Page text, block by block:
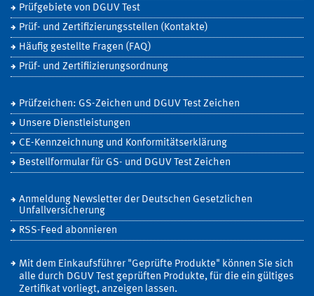
Prüfgebiete von DGUV Test
Prüf- und Zertifizierungsstellen (Kontakte)
Häufig gestellte Fragen (FAQ)
Prüf- und Zertifiizierungsordnung
Prüfzeichen: GS-Zeichen und DGUV Test Zeichen
Unsere Dienstleistungen
CE-Kennzeichnung und Konformitätserklärung
Bestellformular für GS- und DGUV Test Zeichen
Anmeldung Newsletter der Deutschen Gesetzlichen
Unfallversicherung
RSS-Feed abonnieren
Mit dem Einkaufsführer "Geprüfte Produkte" können Sie sich
alle durch DGUV Test geprüften Produkte, für die ein gültiges
Zertifikat vorliegt, anzeigen lassen.